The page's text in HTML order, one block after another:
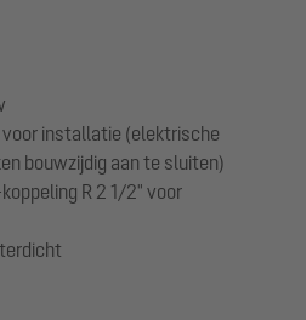
installatie (elektrische
bouwzijdig aan te sluiten)
R 2 1/2" voor